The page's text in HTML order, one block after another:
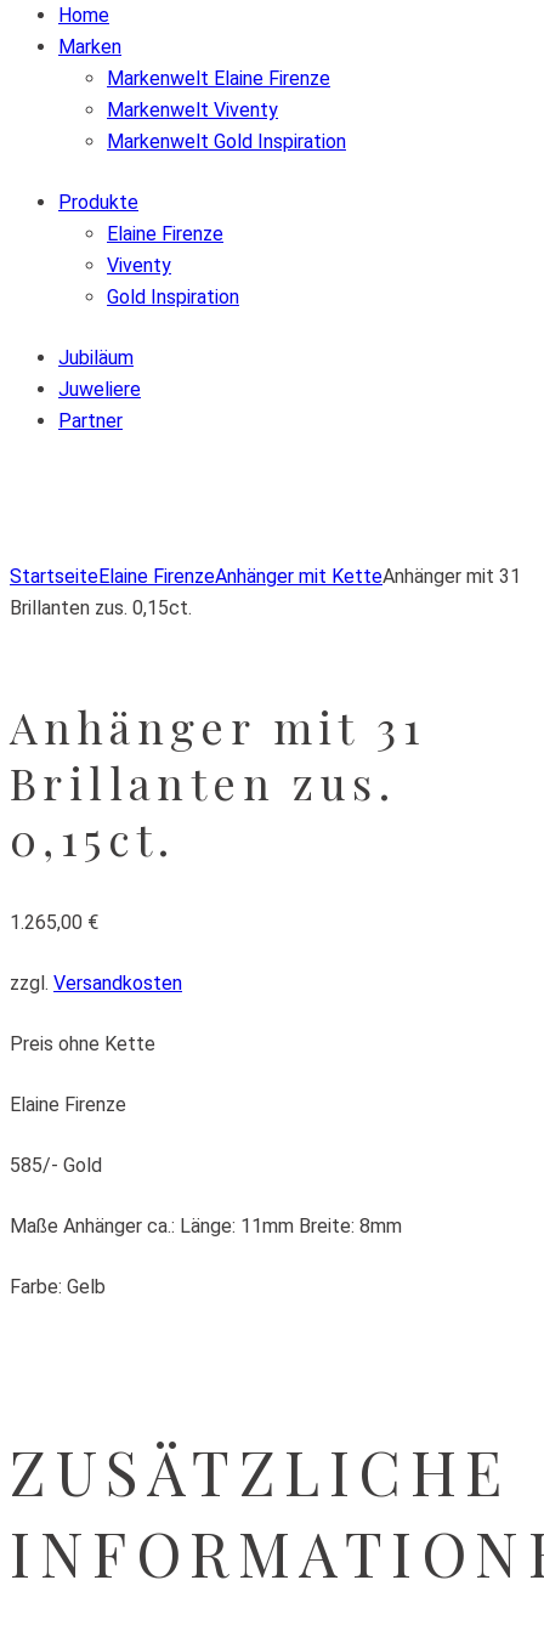
Home
Marken
Markenwelt Elaine Firenze
Markenwelt Viventy
Markenwelt Gold Inspiration
Produkte
Elaine Firenze
Viventy
Gold Inspiration
Jubiläum
Juweliere
Partner
StartseiteElaine FirenzeAnhänger mit KetteAnhänger mit 31
Brillanten zus. 0,15ct.
Anhänger mit 31
Brillanten zus.
0,15ct.
1.265,00 €
zzgl. Versandkosten
Preis ohne Kette
Elaine Firenze
585/- Gold
Maße Anhänger ca.: Länge: 11mm Breite: 8mm
Farbe: Gelb
ZUSÄTZLICHE